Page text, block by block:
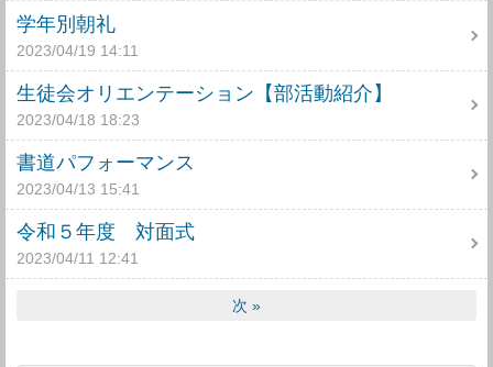
学年別朝礼
2023/04/19 14:11
生徒会オリエンテーション【部活動紹介】
2023/04/18 18:23
書道パフォーマンス
2023/04/13 15:41
令和５年度 対面式
2023/04/11 12:41
次 »